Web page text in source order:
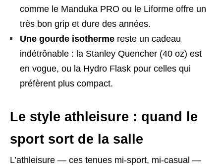
comme le Manduka PRO ou le Liforme offre un
très bon grip et dure des années.
Une gourde isotherme reste un cadeau
indétrônable : la Stanley Quencher (40 oz) est
en vogue, ou la Hydro Flask pour celles qui
préfèrent plus compact.
Le style athleisure : quand le
sport sort de la salle
L’athleisure — ces tenues mi-sport, mi-casual —